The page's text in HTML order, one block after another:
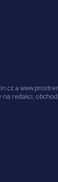
a
na redakci,